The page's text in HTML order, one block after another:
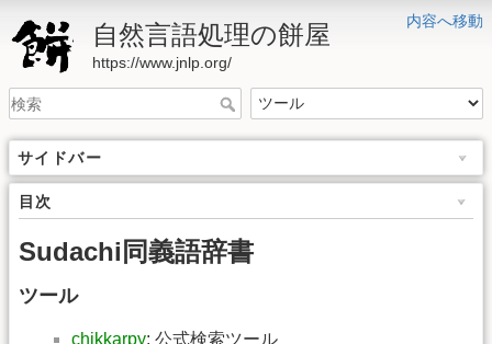
内容へ移動
自然言語処理の餅屋
https://www.jnlp.org/
サイドバー
目次
Sudachi同義語辞書
ツール
chikkarpy: 公式検索ツール